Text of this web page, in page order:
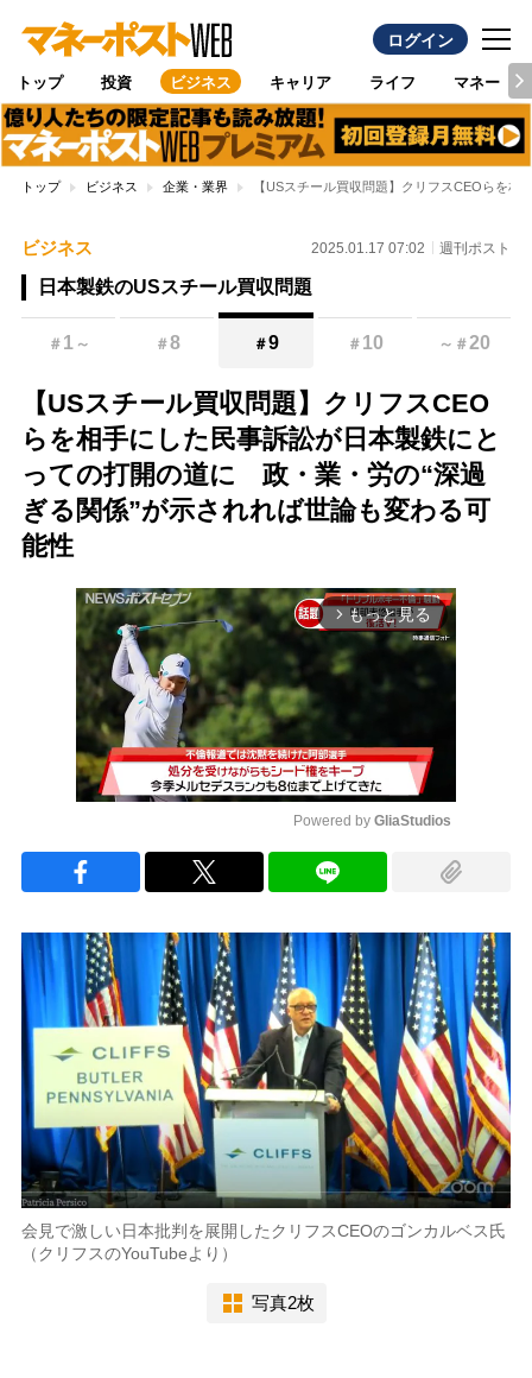
ログイン
トップ 投資 ビジネス キャリア ライフ マネー
トップ ビジネス 企業・業界 【USスチール買収問題】クリフスCEOらを
ビジネス 2025.01.17 07:02 週刊ポスト
日本製鉄のUSスチール買収問題
＃ 1 ～ ＃8 ＃9 ＃ 10 ～ ＃20
【USスチール買収問題】クリフスCEO
らを相手にした民事訴訟が日本製鉄にと
っての打開の道に 政・業・労の“深過
ぎる関係”が示されれば世論も変わる可
能性
arrow_forward_ios もっと見る
Powered by GliaStudios
会見で激しい日本批判を展開したクリフスCEOのゴンカルベス氏
（クリフスのYouTubeより）
写真2枚